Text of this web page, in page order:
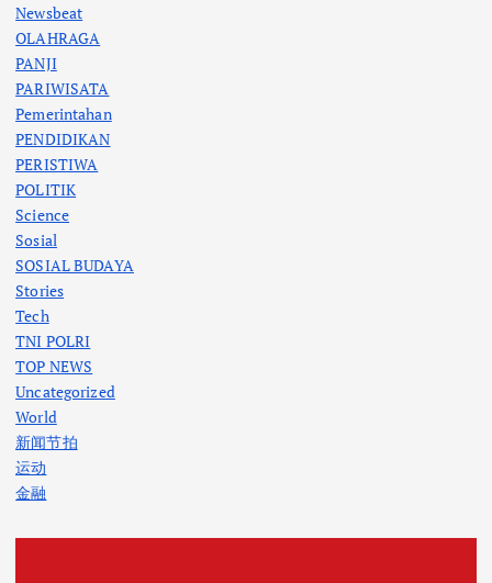
Newsbeat
OLAHRAGA
PANJI
PARIWISATA
Pemerintahan
PENDIDIKAN
PERISTIWA
POLITIK
Science
Sosial
SOSIAL BUDAYA
Stories
Tech
TNI POLRI
TOP NEWS
Uncategorized
World
新闻节拍
运动
金融